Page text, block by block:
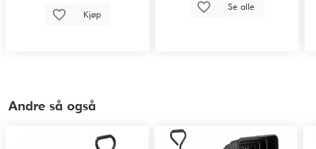
Kjøp
Se alle
Andre så også